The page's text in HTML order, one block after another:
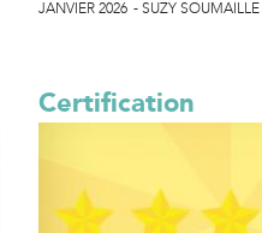
JANVIER 2026 SUZY SOUMAILLE
Certification